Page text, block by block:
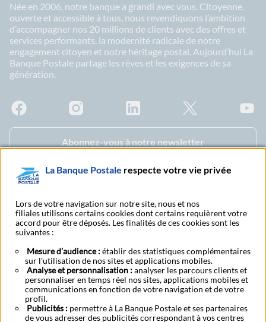
Née en 2006, notre banque a grandi avec vous. Citoyenne,
ouverte et accessible à tous, nous revendiquons l’ambition
d’accompagner nos 20 millions de clients avec des offres et
services performants, la modernité radicale de notre
engagement citoyen et notre héritage postal. Aujourd’hui La
Banque Postale partage les rêves et les exigences de sa
génération.
Abonnez-vous à notre newsletter
publications
Mentions légalesCGUAccessibiliteDonnées personnellesCookies
BFI - Banque de Financement et d'Investissement
Transparence fiscale
Fonds de garantie des dépôts et de résolution
Comment vous connecter à vos comptes ?Contacter un conseiller
La Banque Postale respecte votre vie privée
Lors de votre navigation sur notre site, nous et nos
filiales utilisons certains cookies dont certains requièrent votre
accord pour être déposés. Les finalités de ces cookies sont les
suivantes :
Mesure d’audience :établir des statistiques complémentaires
sur l'utilisation de nos sites et applications mobiles.
Analyse et personnalisation :analyser les parcours clients et
personnaliser en temps réel nos sites, applications mobiles et
communications en fonction de votre navigation et de votre
profil.
Publicités : permettre à La Banque Postale et ses partenaires
de vous adresser des publicités correspondant à vos centres